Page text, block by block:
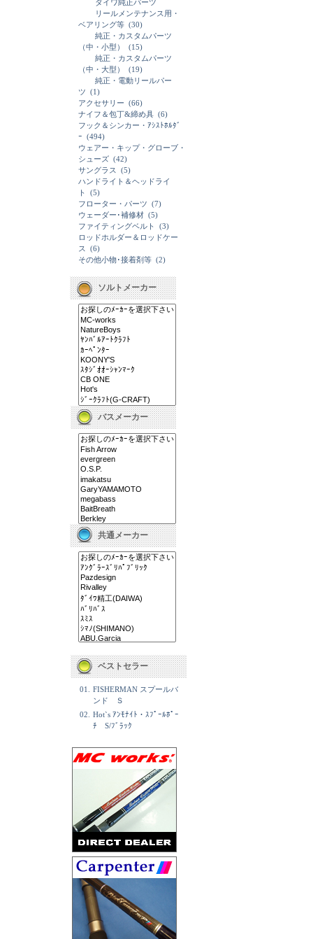
ダイワ純正パーツ
リールメンテナンス用・
ベアリング等 (30)
純正・カスタムパーツ
（中・小型）
(15)
純正・カスタムパーツ
（中・大型）
(19)
純正・電動リールパー
ツ (1)
アクセサリー (66)
ナイフ＆包丁&締め具 (6)
フック＆シンカー・ｱｼｽﾄﾎﾙﾀﾞ
ｰ (494)
ウェアー・キップ・グローブ・
シューズ (42)
サングラス
(5)
ハンドライト＆ヘッドライ
ト
(5)
フローター・パーツ (7)
ウェーダー･補修材 (5)
ファイティングベルト
(3)
ロッドホルダー＆ロッドケー
ス
(6)
その他小物･接着剤等 (2)
ソルトメーカー
バスメーカー
共通メーカー
ベストセラー
01.
FISHERMAN スプールバ
ンド Ｓ
02.
Hot`s ｱﾝﾓﾅｲﾄ・ｽﾌﾟｰﾙﾎﾟｰ
ﾁ S/ﾌﾞﾗｯｸ